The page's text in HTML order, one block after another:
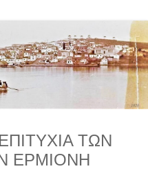
ΤΩΝ
ΕΡΜΙΟΝΗ